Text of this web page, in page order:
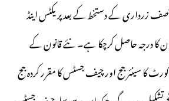
زرداری کے دستخط کے بعد پریکٹس اینڈ
کا درجہ حاصل کرچکا ہے۔ نئے قانون کے
کا سینئر جج اور چیف جسٹس کا مقرر کردہ جج